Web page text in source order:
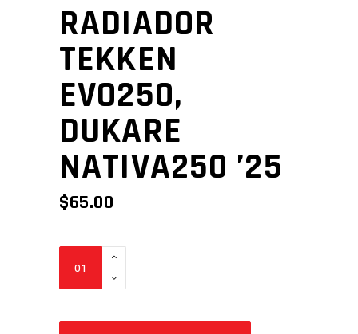
RADIADOR
TEKKEN
EVO250,
DUKARE
NATIVA250 ’25
$65.00
RADIADOR
DUKARE